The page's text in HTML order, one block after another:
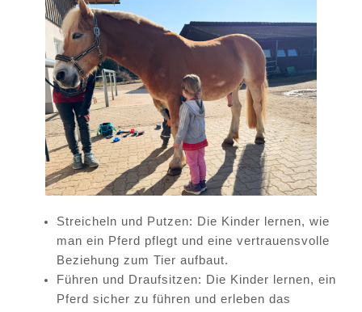
Streicheln und Putzen: Die Kinder lernen, wie
man ein Pferd pflegt und eine vertrauensvolle
Beziehung zum Tier aufbaut.
Führen und Draufsitzen: Die Kinder lernen, ein
Pferd sicher zu führen und erleben das